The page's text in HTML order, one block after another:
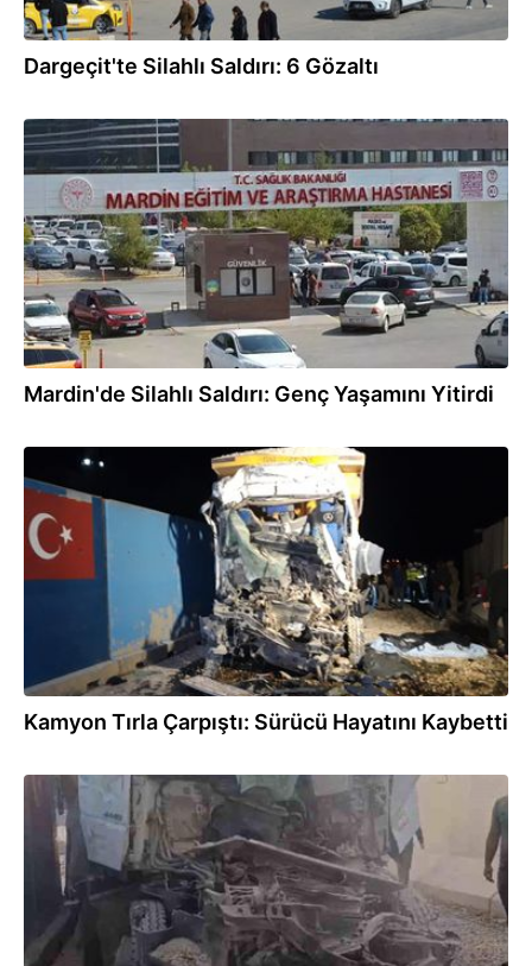
Dargeçit'te Silahlı Saldırı: 6 Gözaltı
17.11.2025
Mardin'de Silahlı Saldırı: Genç Yaşamını Yitirdi
31.10.2025
Kamyon Tırla Çarpıştı: Sürücü Hayatını Kaybetti
31.10.2025